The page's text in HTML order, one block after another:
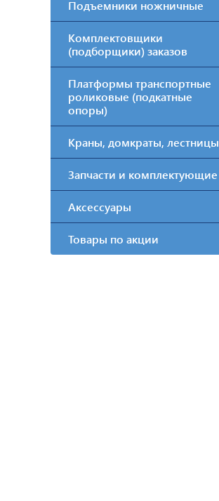
Подъемники ножничные
Комплектовщики
(подборщики) заказов
Платформы транспортные
роликовые (подкатные
опоры)
Краны, домкраты, лестницы
Запчасти и комплектующие
Аксессуары
Товары по акции